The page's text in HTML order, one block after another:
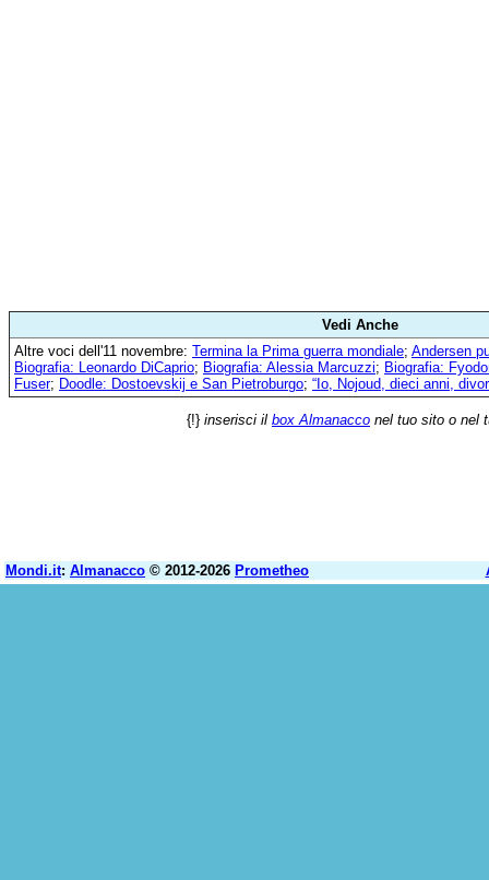
Vedi Anche
Altre voci dell'11 novembre: Termina la Prima guerra mondiale; Andersen
Biografia: Leonardo DiCaprio; Biografia: Alessia Marcuzzi; Biografia:
Fuser; Doodle: Dostoevskij e San Pietroburgo; “Io, Nojoud, dieci anni,
{!} inserisci il box Almanacco nel tuo sito o nel
Mondi.it: Almanacco © 2012-2026 Prometheo